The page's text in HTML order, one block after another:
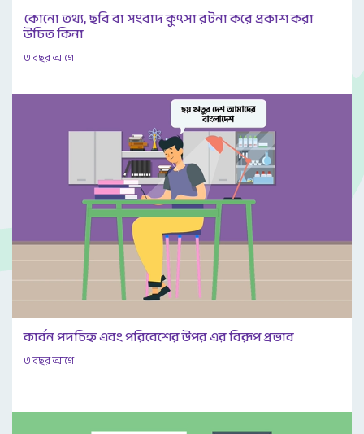
কোনো তথ্য, ছবি বা সংবাদ কুৎসা রটনা করে প্রকাশ করা
উচিত কিনা
৩ বছর আগে
কার্বন পদচিহ্ন এবং পরিবেশের উপর এর বিরূপ প্রভাব
৩ বছর আগে